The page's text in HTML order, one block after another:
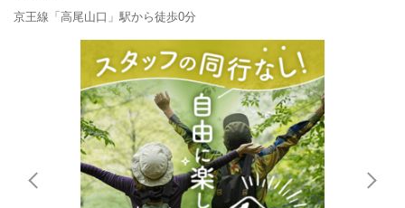
京王線「高尾山口」駅から徒歩0分